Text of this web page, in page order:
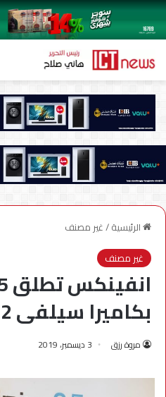
الرئيسية/غير مصنف
غير مصنف
بكاميرا سيلفى 32 ميجابكسل
مروة رزق 3 ديسمبر، 2019